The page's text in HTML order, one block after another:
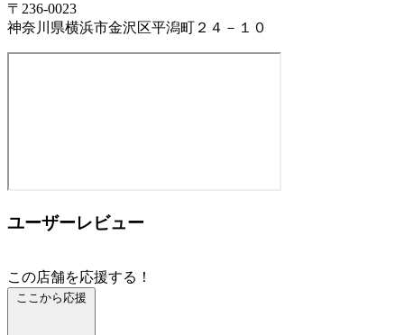
〒236-0023
神奈川県横浜市金沢区平潟町２４－１０
ユーザーレビュー
この店舗を応援する！
ここから応援